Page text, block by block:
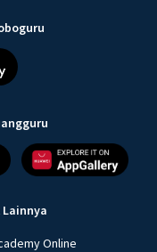
Lainnya
Online